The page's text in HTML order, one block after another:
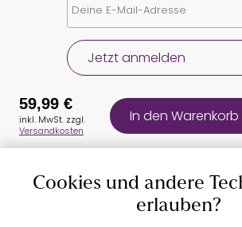
Jetzt anmelden
Auszeichnungen
59,99 €
inkl. MwSt. zzgl.
Versandkosten
In den Warenkorb
Cookies und andere
erlauben?